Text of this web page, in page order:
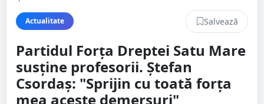
Actualitate Salvează
Partidul Forța Dreptei Satu Mare
susține profesorii. Ștefan
Csordaș: "Sprijin cu toată forța
mea aceste demersuri"